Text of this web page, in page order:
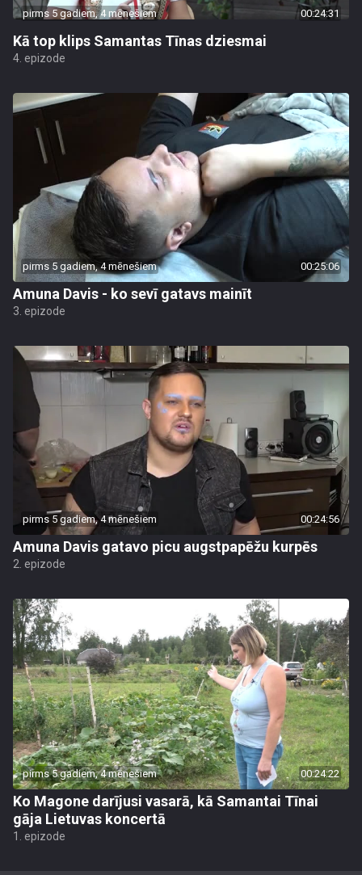
pirms 5 gadiem, 4 mēnešiem 00:24:31
Kā top klips Samantas Tīnas dziesmai
4. epizode
pirms 5 gadiem, 4 mēnešiem 00:25:06
Amuna Davis - ko sevī gatavs mainīt
3. epizode
pirms 5 gadiem, 4 mēnešiem 00:24:56
Amuna Davis gatavo picu augstpapēžu kurpēs
2. epizode
pirms 5 gadiem, 4 mēnešiem 00:24:22
Ko Magone darījusi vasarā, kā Samantai Tīnai
gāja Lietuvas koncertā
1. epizode